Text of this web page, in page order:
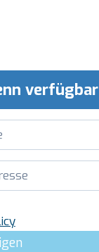
verfügbar